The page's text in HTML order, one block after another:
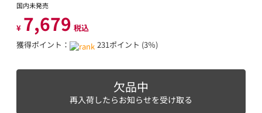
国内未発売
¥ 7,679 税込
獲得ポイント：
231ポイント (3％)
欠品中
再入荷したらお知らせを受け取る